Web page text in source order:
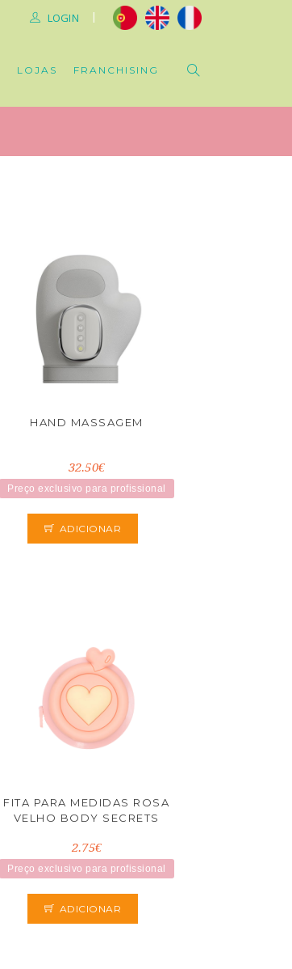
|
LOGIN
LOJAS FRANCHISING
HAND MASSAGEM
32.50€
Preço exclusivo para profissional
ADICIONAR
FITA PARA MEDIDAS ROSA
VELHO BODY SECRETS
2.75€
Preço exclusivo para profissional
ADICIONAR